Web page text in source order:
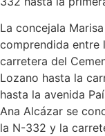
La concejala
comprendida entre
carretera del
Lozano hasta la
hasta la avenida
Ana Alcázar se
la N-332 y la